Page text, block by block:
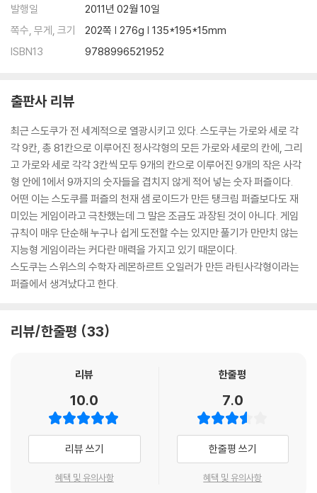
발행일
2011년 02월 10일
쪽수, 무게, 크기
202쪽 | 276g | 135*195*15mm
ISBN13
9788996521952
출판사 리뷰
최근 스도쿠가 전 세계적으로 열광시키고 있다. 스도쿠는 가로와 세로 각
각 9칸, 총 81칸으로 이루어진 정사각형의 모든 가로와 세로의 칸에, 그리
고 가로와 세로 각각 3칸씩 모두 9개의 칸으로 이루어진 9개의 작은 사각
형 안에 1에서 9까지의 숫자들을 겹치지 않게 적어 넣는 숫자 퍼즐이다.
어떤 이는 스도쿠를 퍼즐의 천재 샘 로이드가 만든 탱크림 퍼즐보다도 재
미있는 게임이라고 극찬했는데 그 말은 조금도 과장된 것이 아니다. 게임
규칙이 매우 단순해 누구나 쉽게 도전할 수는 있지만 풀기가 만만치 않는
지능형 게임이라는 커다란 매력을 가지고 있기 때문이다.
스도쿠는 스위스의 수학자 레몬하르트 오일러가 만든 라틴사각형이라는
퍼즐에서 생겨났다고 한다.
리뷰/한줄평 33
리뷰
10.0
리뷰 쓰기
혜택 및 유의사항
한줄평
7.0
한줄평 쓰기
혜택 및 유의사항